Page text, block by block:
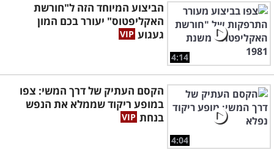
4:14
הביצוע המיוחד הזה ל"חורשת
האקליפטוס" יעורר בכם המון
געגוע
4:04
הקסם העתיק של דרך המשי: צפו
במופע ריקוד שממלא את הנפש
בנחת